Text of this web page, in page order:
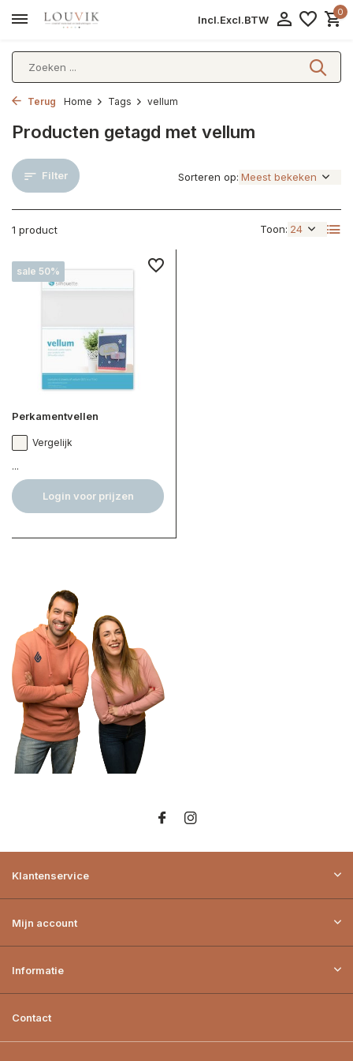
Incl.Excl.BTW
0
Terug Home Tags vellum
Producten getagd met vellum
Filter
1 product Toon:
Sorteren op:
sale 50%
Perkamentvellen
Vergelijk
...
Login voor prijzen
Klantenservice
Mijn account
Informatie
Contact